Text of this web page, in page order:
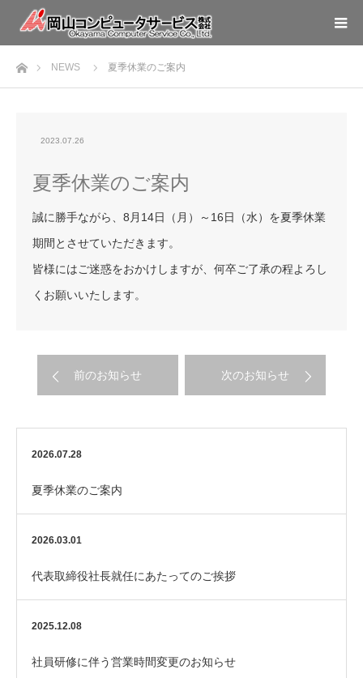
ホームNEWS 夏季休業のご案内
2023.07.26
夏季休業のご案内
誠に勝手ながら、8月14日（月）～16日（水）を夏季休業
期間とさせていただきます。
皆様にはご迷惑をおかけしますが、何卒ご了承の程よろし
くお願いいたします。
前のお知らせ 次のお知らせ
2026.07.28
夏季休業のご案内
2026.03.01
代表取締役社長就任にあたってのご挨拶
2025.12.08
社員研修に伴う営業時間変更のお知らせ